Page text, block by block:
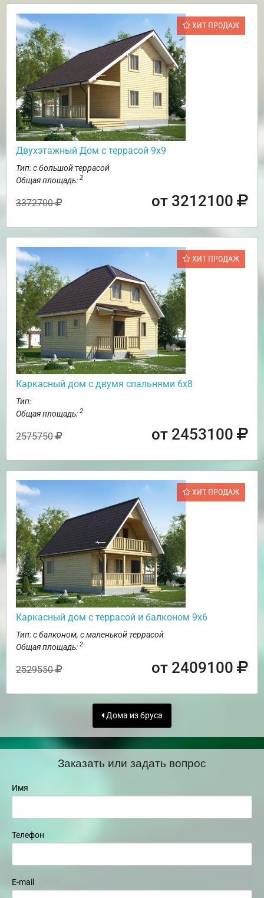
ХИТ ПРОДАЖ
Двухэтажный Дом с террасой 9х9
Тип: с большой террасой
Общая площадь: 2
3372700 от 3212100
ХИТ ПРОДАЖ
Каркасный дом с двумя спальнями 6х8
Тип:
Общая площадь: 2
2575750 от 2453100
ХИТ ПРОДАЖ
Каркасный дом с террасой и балконом 9х6
Тип: с балконом, с маленькой террасой
Общая площадь: 2
2529550 от 2409100
Дома из бруса
Заказать или задать вопрос
Имя
Телефон
E-mail